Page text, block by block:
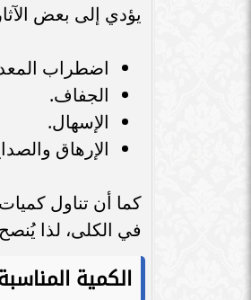
يؤدي إلى بعض
اضطراب
الجفاف.
الإسهال.
الإرهاق
كما أن تناول
في الكلى، لذا
الكمية